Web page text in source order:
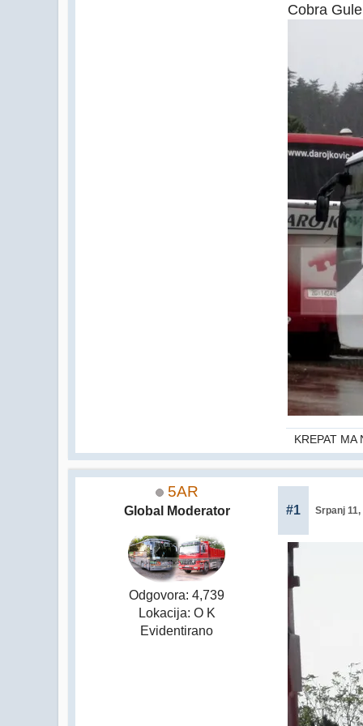
Cobra
KREPAT MA
5AR
Global Moderator
Odgovora: 4,739
Lokacija: O K
Evidentirano
#1 Srpanj